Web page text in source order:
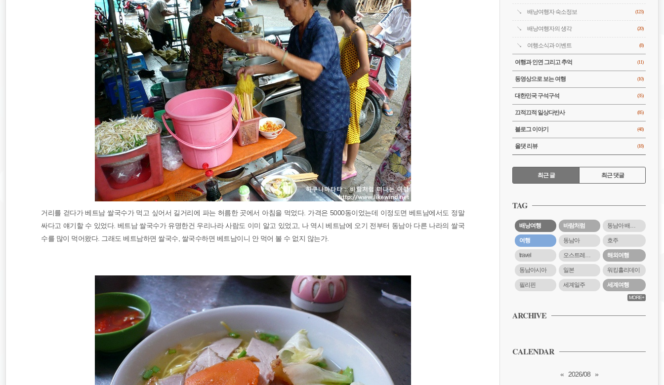
거리를 걷다가 베트남 쌀국수가 먹고 싶어서 길거리에 파는 허름한 곳에서 아침을 먹었다. 가격은 5000동이었는데 이정도면 베트남에서도 정말
싸다고 얘기할 수 있었다. 베트남 쌀국수가 유명한건 우리나라 사람도 이미 알고 있었고, 나 역시 베트남에 오기 전부터 동남아 다른 나라의 쌀국
수를 많이 먹어왔다. 그래도 베트남하면 쌀국수, 쌀국수하면 베트남이니 안 먹어 볼 수 없지 않는가.
배낭여행자 숙소정보 (123)
배낭여행자의 생각 (20)
여행소식과 이벤트 (8)
여행과 인연 그리고 추억 (11)
동영상으로 보는 여행 (10)
대한민국 구석구석 (35)
끄적끄적 일상다반사 (85)
블로그 이야기 (48)
올댓 리뷰 (18)
RECENTLY
최근 글 최근 댓글
근
글
TAG
배낭여행 바람처럼 동남아 배낭여행
여행 동남아 호주
travel 오스트레일리아 해외여행
동남아시아 일본 워킹홀리데이
필리핀 세계일주 세계여행
MORE+
ARCHIVE
CALENDAR
« 2026/08 »